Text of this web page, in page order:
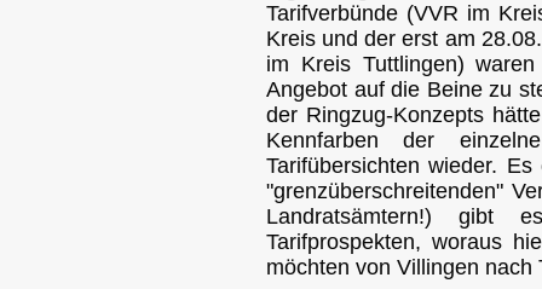
Tarifverbünde (VVR im
Kreis und der erst am
im Kreis Tuttlingen)
Angebot auf die Beine zu
der Ringzug-Konzepts
Kennfarben der
Tarifübersichten wieder.
"grenzüberschreitenden"
Landratsämtern!) gibt
Tarifprospekten, woraus
möchten von Villingen nach